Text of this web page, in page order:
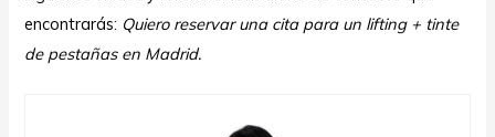
encontrarás: Quiero reservar una cita para un lifting + tinte
de pestañas en Madrid.